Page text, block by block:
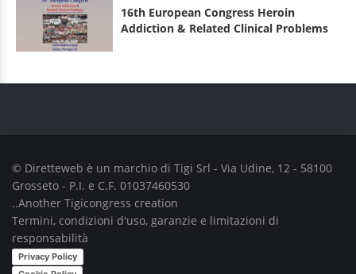
16th European Congress Heroin
Addiction & Related Clinical Problems
© Diretteweb è un marchio di Tigi Srl - Via Udine, 12 - 58100
Grosseto - P.I. e C.F. 01037460530
..Another Tigicongress creation
Termini, condizioni d'uso, garanzie e limitazioni di
responsabilità
Privacy Policy